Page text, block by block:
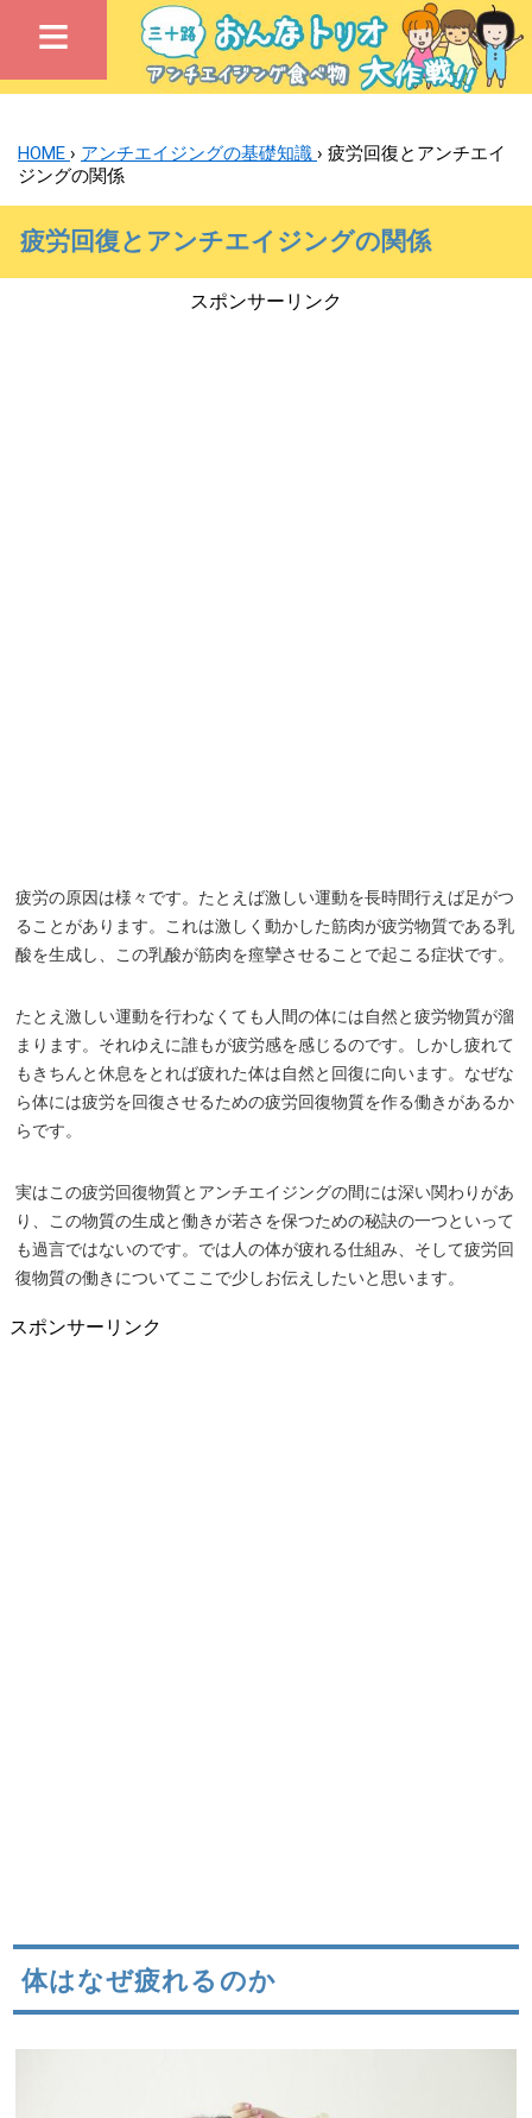
≡
HOME › アンチエイジングの基礎知識 › 疲労回復とアンチエイ
ジングの関係
疲労回復とアンチエイジングの関係
スポンサーリンク
疲労の原因は様々です。たとえば激しい運動を長時間行えば足がつ
ることがあります。これは激しく動かした筋肉が疲労物質である乳
酸を生成し、この乳酸が筋肉を痙攣させることで起こる症状です。
たとえ激しい運動を行わなくても人間の体には自然と疲労物質が溜
まります。それゆえに誰もが疲労感を感じるのです。しかし疲れて
もきちんと休息をとれば疲れた体は自然と回復に向います。なぜな
ら体には疲労を回復させるための疲労回復物質を作る働きがあるか
らです。
実はこの疲労回復物質とアンチエイジングの間には深い関わりがあ
り、この物質の生成と働きが若さを保つための秘訣の一つといって
も過言ではないのです。では人の体が疲れる仕組み、そして疲労回
復物質の働きについてここで少しお伝えしたいと思います。
スポンサーリンク
体はなぜ疲れるのか